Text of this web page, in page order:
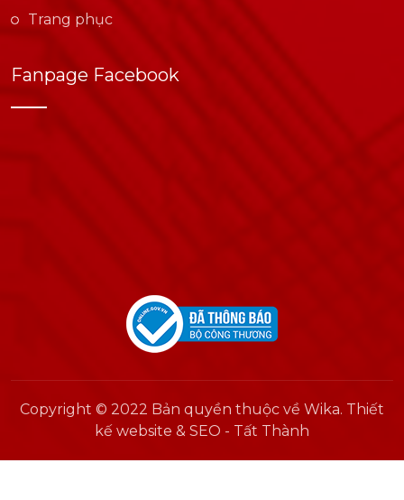
Trang phục
Fanpage Facebook
Copyright © 2022 Bản quyền thuộc về Wika. Thiết
kế website & SEO - Tất Thành